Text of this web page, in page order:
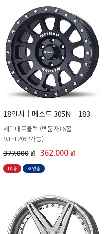
18인치│메소드 305N│183
세미매트블랙 (백문자) 6홀
9J -12(6P가능)
377,000 원 362,000 원
DC중 KC인증